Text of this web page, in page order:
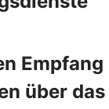
Empfang
über das